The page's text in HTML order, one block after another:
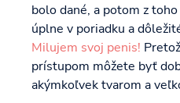
bolo dané, a potom z
úplne v poriadku a
Milujem svoj penis!
prístupom môžete byť
akýmkoľvek tvarom a